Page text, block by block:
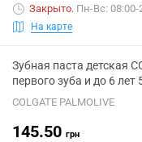
Закрыто. Пн-Вс: 08:00-
На карте
Зубная паста детская
первого зуба и до 6 лет
COLGATE PALMOLIVE
145.50 грн